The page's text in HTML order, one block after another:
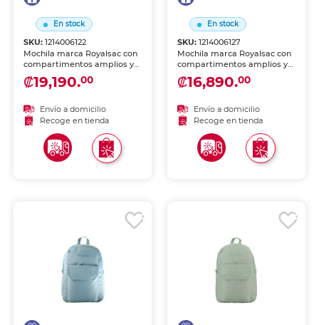
En stock
SKU:1214006122
Mochila marca Royalsac con
compartimentos amplios y
diseño cómodo. Tirantes
acolchados y materiales
escuela, viaje o uso diario.
₡19,190.00
Envío a domicilio
Recoge en tienda
En stock
SKU: 1214006127
Mochila marca Royalsac con
compartimentos amplios y
diseño cómodo. Tirantes
acolchados y materiales
escuela, viaje o uso diario.
₡16,890.00
Envío a domicilio
Recoge en tienda